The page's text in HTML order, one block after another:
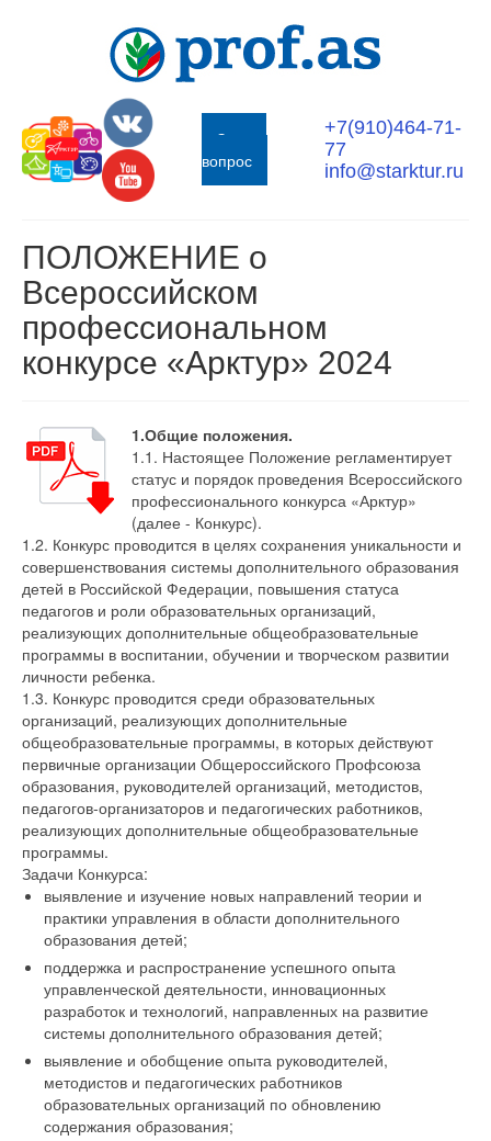
Задать
вопрос
+7(910)464-71-
77
info@starktur.ru
ПОЛОЖЕНИЕ о
Всероссийском
профессиональном
конкурсе «Арктур» 2024
1.Общие положения.
1.1. Настоящее Положение регламентирует
статус и порядок проведения Всероссийского
профессионального конкурса «Арктур»
(далее - Конкурс).
1.2. Конкурс проводится в целях сохранения уникальности и
совершенствования системы дополнительного образования
детей в Российской Федерации, повышения статуса
педагогов и роли образовательных организаций,
реализующих дополнительные общеобразовательные
программы в воспитании, обучении и творческом развитии
личности ребенка.
1.3. Конкурс проводится среди образовательных
организаций, реализующих дополнительные
общеобразовательные программы, в которых действуют
первичные организации Общероссийского Профсоюза
образования, руководителей организаций, методистов,
педагогов-организаторов и педагогических работников,
реализующих дополнительные общеобразовательные
программы.
Задачи Конкурса:
выявление и изучение новых направлений теории и
практики управления в области дополнительного
образования детей;
поддержка и распространение успешного опыта
управленческой деятельности, инновационных
разработок и технологий, направленных на развитие
системы дополнительного образования детей;
выявление и обобщение опыта руководителей,
методистов и педагогических работников
образовательных организаций по обновлению
содержания образования;